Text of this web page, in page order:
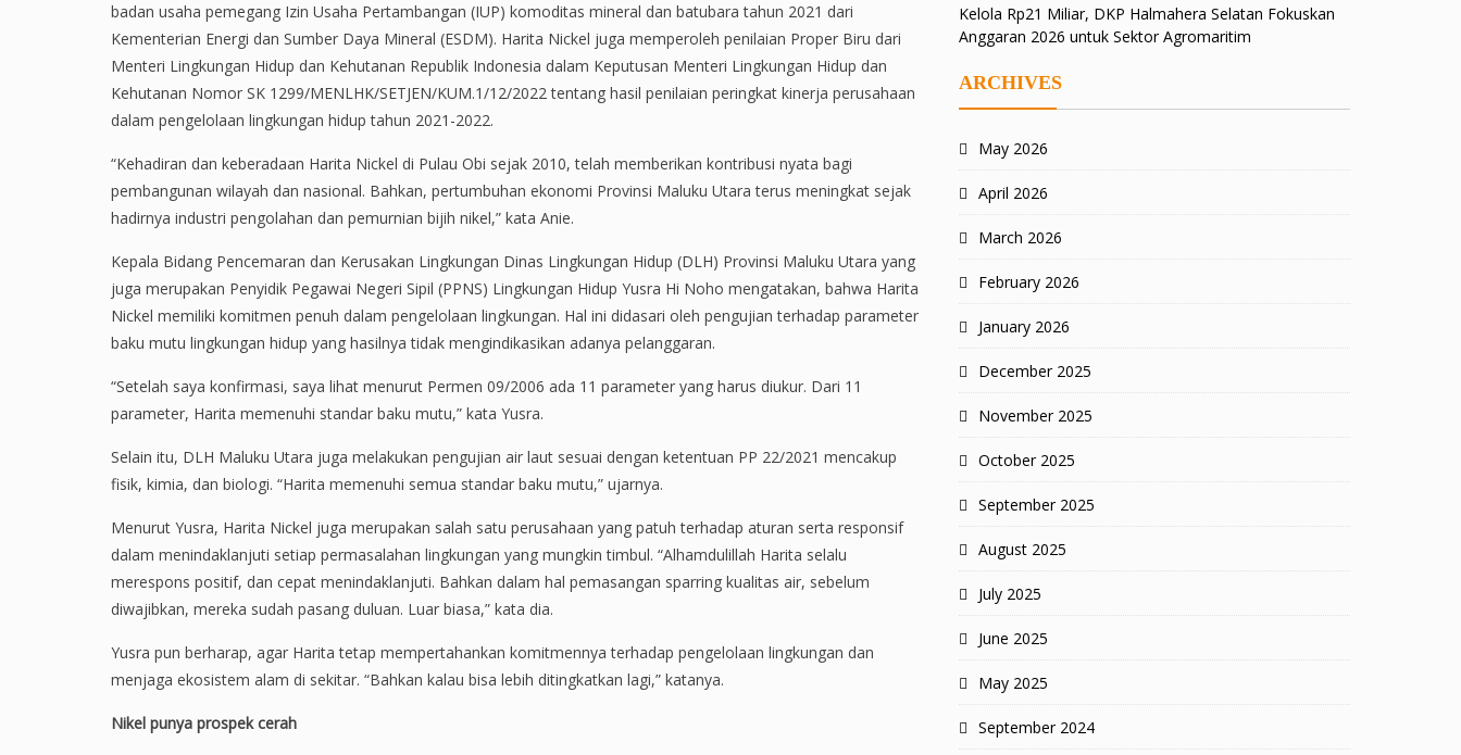
badan usaha pemegang Izin Usaha Pertambangan (IUP) komoditas mineral dan batubara tahun 2021 dari
Kementerian Energi dan Sumber Daya Mineral (ESDM). Harita Nickel juga memperoleh penilaian Proper Biru dari
Menteri Lingkungan Hidup dan Kehutanan Republik Indonesia dalam Keputusan Menteri Lingkungan Hidup dan
Kehutanan Nomor SK 1299/MENLHK/SETJEN/KUM.1/12/2022 tentang hasil penilaian peringkat kinerja perusahaan
dalam pengelolaan lingkungan hidup tahun 2021-2022.
“Kehadiran dan keberadaan Harita Nickel di Pulau Obi sejak 2010, telah memberikan kontribusi nyata bagi
pembangunan wilayah dan nasional. Bahkan, pertumbuhan ekonomi Provinsi Maluku Utara terus meningkat sejak
hadirnya industri pengolahan dan pemurnian bijih nikel,” kata Anie.
Kepala Bidang Pencemaran dan Kerusakan Lingkungan Dinas Lingkungan Hidup (DLH) Provinsi Maluku Utara yang
juga merupakan Penyidik Pegawai Negeri Sipil (PPNS) Lingkungan Hidup Yusra Hi Noho mengatakan, bahwa Harita
Nickel memiliki komitmen penuh dalam pengelolaan lingkungan. Hal ini didasari oleh pengujian terhadap parameter
baku mutu lingkungan hidup yang hasilnya tidak mengindikasikan adanya pelanggaran.
“Setelah saya konfirmasi, saya lihat menurut Permen 09/2006 ada 11 parameter yang harus diukur. Dari 11
parameter, Harita memenuhi standar baku mutu,” kata Yusra.
Selain itu, DLH Maluku Utara juga melakukan pengujian air laut sesuai dengan ketentuan PP 22/2021 mencakup
fisik, kimia, dan biologi. “Harita memenuhi semua standar baku mutu,” ujarnya.
Menurut Yusra, Harita Nickel juga merupakan salah satu perusahaan yang patuh terhadap aturan serta responsif
dalam menindaklanjuti setiap permasalahan lingkungan yang mungkin timbul. “Alhamdulillah Harita selalu
merespons positif, dan cepat menindaklanjuti. Bahkan dalam hal pemasangan sparring kualitas air, sebelum
diwajibkan, mereka sudah pasang duluan. Luar biasa,” kata dia.
Yusra pun berharap, agar Harita tetap mempertahankan komitmennya terhadap pengelolaan lingkungan dan
menjaga ekosistem alam di sekitar. “Bahkan kalau bisa lebih ditingkatkan lagi,” katanya.
Nikel punya prospek cerah
Kelola Rp21 Miliar, DKP Halmahera Selatan Fokuskan
Anggaran 2026 untuk Sektor Agromaritim
ARCHIVES
May 2026
April 2026
March 2026
February 2026
January 2026
December 2025
November 2025
October 2025
September 2025
August 2025
July 2025
June 2025
May 2025
September 2024